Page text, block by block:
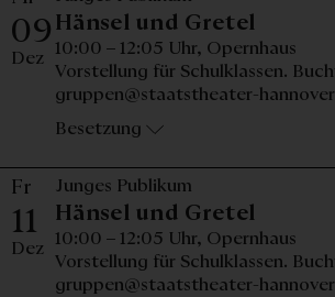
09
Dez
Hänsel und Gretel
10:00 – 12:05 Uhr, Opernhaus
Vorstellung für Schulklassen.
gruppen@staatstheater-
Besetzung
Fr
11
Dez
Junges Publikum
Hänsel und Gretel
10:00 – 12:05 Uhr, Opernhaus
Vorstellung für Schulklassen.
gruppen@staatstheater-